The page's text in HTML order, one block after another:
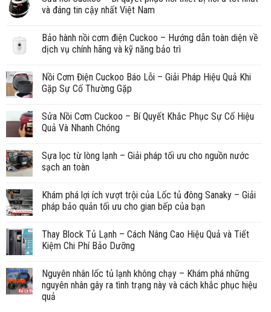
và đáng tin cậy nhất Việt Nam
Bảo hành nồi cơm điện Cuckoo – Hướng dẫn toàn diện về
dịch vụ chính hãng và kỹ năng bảo trì
Nồi Cơm Điện Cuckoo Báo Lỗi – Giải Pháp Hiệu Quả Khi
Gặp Sự Cố Thường Gặp
Sửa Nồi Cơm Cuckoo – Bí Quyết Khắc Phục Sự Cố Hiệu
Quả Và Nhanh Chóng
Sựa lọc từ lòng lạnh – Giải pháp tối ưu cho nguồn nước
sạch an toàn
Khám phá lợi ích vượt trội của Lốc tủ đông Sanaky – Giải
pháp bảo quản tối ưu cho gian bếp của bạn
Thay Block Tủ Lạnh – Cách Nâng Cao Hiệu Quả và Tiết
Kiệm Chi Phí Bảo Dưỡng
Nguyên nhân lốc tủ lạnh không chạy – Khám phá những
nguyên nhân gây ra tình trạng này và cách khắc phục hiệu
quả